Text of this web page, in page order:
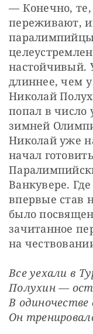
— Конечно, те,
переживают,
настойчивый.
длиннее, чем
Николай
попал в число
зимней
Николай уже
начал
Ванкувере.
впервые став
было
зачитанное
на
Все уехали в
Полухин —
В одиночестве
Он